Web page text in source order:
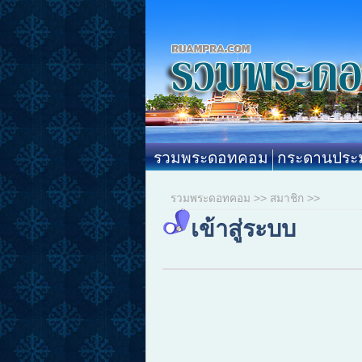
รวมพระดอทคอม กระดานปร
รวมพระดอทคอม >> สมาชิก >>
เข้าสู่ระบบ